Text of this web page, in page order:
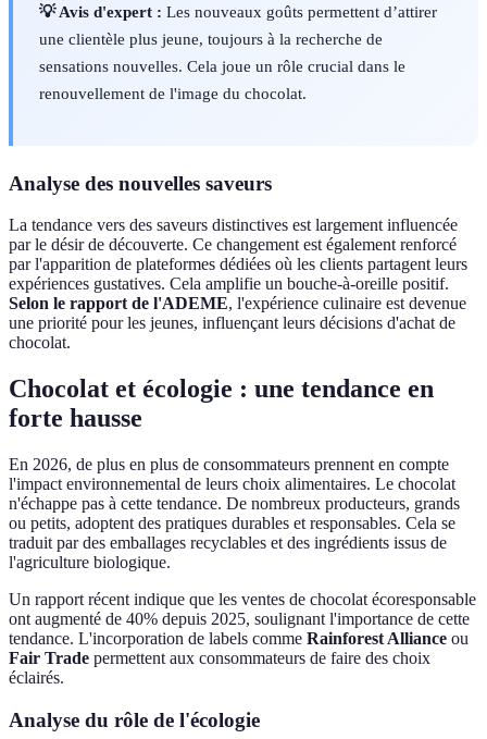
💡 Avis d'expert : Les nouveaux goûts permettent d’attirer
une clientèle plus jeune, toujours à la recherche de
sensations nouvelles. Cela joue un rôle crucial dans le
renouvellement de l'image du chocolat.
Analyse des nouvelles saveurs
La tendance vers des saveurs distinctives est largement influencée
par le désir de découverte. Ce changement est également renforcé
par l'apparition de plateformes dédiées où les clients partagent leurs
expériences gustatives. Cela amplifie un bouche-à-oreille positif.
Selon le rapport de l'ADEME, l'expérience culinaire est devenue
une priorité pour les jeunes, influençant leurs décisions d'achat de
chocolat.
Chocolat et écologie : une tendance en
forte hausse
En 2026, de plus en plus de consommateurs prennent en compte
l'impact environnemental de leurs choix alimentaires. Le chocolat
n'échappe pas à cette tendance. De nombreux producteurs, grands
ou petits, adoptent des pratiques durables et responsables. Cela se
traduit par des emballages recyclables et des ingrédients issus de
l'agriculture biologique.
Un rapport récent indique que les ventes de chocolat écoresponsable
ont augmenté de 40% depuis 2025, soulignant l'importance de cette
tendance. L'incorporation de labels comme Rainforest Alliance ou
Fair Trade permettent aux consommateurs de faire des choix
éclairés.
Analyse du rôle de l'écologie